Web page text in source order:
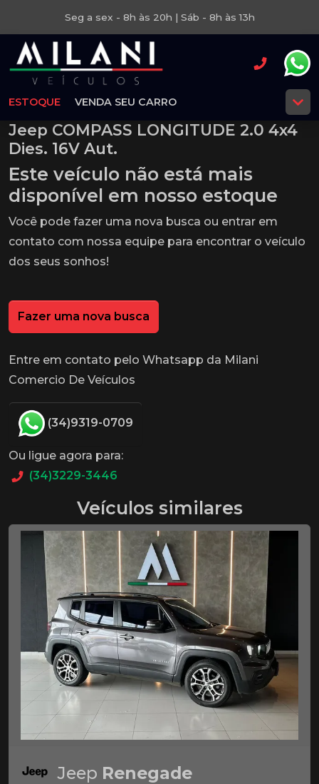
Seg a sex - 8h às 20h | Sáb - 8h às 13h
ESTOQUE VENDA SEU CARRO
Jeep COMPASS LONGITUDE 2.0 4x4
Dies. 16V Aut.
Este veículo não está mais
disponível em nosso estoque
Você pode fazer uma nova busca ou entrar em
contato com nossa equipe para encontrar o veículo
dos seus sonhos!
Fazer uma nova busca
Entre em contato pelo Whatsapp da Milani
Comercio De Veículos
(34)9319-0709
Ou ligue agora para:
(34)3229-3446
Veículos similares
Jeep Renegade